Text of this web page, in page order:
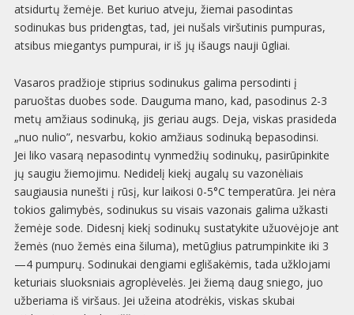
atsidurtų žemėje. Bet kuriuo atveju, žiemai pasodintas
sodinukas bus pridengtas, tad, jei nušals viršutinis pumpuras,
atsibus miegantys pumpurai, ir iš jų išaugs nauji ūgliai.
Vasaros pradžioje stiprius sodinukus galima persodinti į
paruoštas duobes sode. Dauguma mano, kad, pasodinus 2-3
metų amžiaus sodinuką, jis geriau augs. Deja, viskas prasideda
„nuo nulio”, nesvarbu, kokio amžiaus sodinuką bepasodinsi.
Jei liko vasarą nepasodintų vynmedžių sodinukų, pasirūpinkite
jų saugiu žiemojimu. Nedidelį kiekį augalų su vazonėliais
saugiausia nunešti į rūsį, kur laikosi 0-5°C temperatūra. Jei nėra
tokios galimybės, sodinukus su visais vazonais galima užkasti
žemėje sode. Didesnį kiekį sodinukų sustatykite užuovėjoje ant
žemės (nuo žemės eina šiluma), metūglius patrumpinkite iki 3
—4 pumpurų. Sodinukai dengiami eglišakėmis, tada užklojami
keturiais sluoksniais agroplėvelės. Jei žiemą daug sniego, juo
užberiama iš viršaus. Jei užeina atodrėkis, viskas skubai